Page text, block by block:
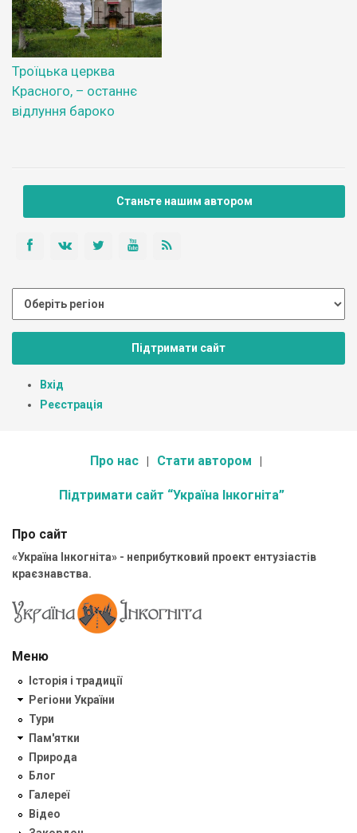
Троїцька церква
Красного, – останнє
відлуння бароко
Станьте нашим автором
Підтримати сайт
Вхід
Реєстрація
Про нас Стати автором
Підтримати сайт “Україна Інкогніта”
Про сайт
«Україна Інкогніта» - неприбутковий проект ентузіастів
краєзнавства.
Меню
Історія і традиції
Регіони України
Тури
Пам'ятки
Природа
Блог
Галереї
Відео